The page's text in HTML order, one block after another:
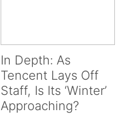
In Depth: As
Tencent Lays Off
Staff, Is Its ‘Winter’
Approaching?